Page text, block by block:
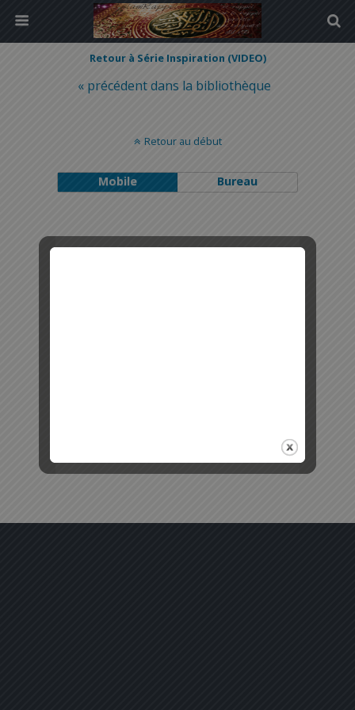
Retour à Série Inspiration (VIDEO)
« précédent dans la bibliothèque
Retour au début
Mobile Bureau